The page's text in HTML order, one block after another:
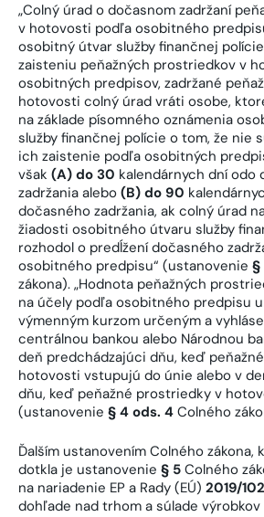
„Colný úrad o dočasnom zadržaní
v hotovosti podľa osobitného
osobitný útvar služby finančnej
zaisteniu peňažných prostriedkov v
osobitných predpisov, zadržané
hotovosti colný úrad vráti osobe,
na základe písomného oznámenia
služby finančnej polície o tom, že nie
ich zaistenie podľa osobitných
však (A) do 30 kalendárnych dní odo
zadržania alebo (B) do 90
dočasného zadržania, ak colný úrad
žiadosti osobitného útvaru služby
rozhodol o predĺžení dočasného
osobitného predpisu“ (ustanovenie §
zákona). „Hodnota peňažných
na účely podľa osobitného predpisu
výmenným kurzom určeným a
centrálnou bankou alebo Národnou
deň predchádzajúci dňu, keď
hotovosti vstupujú do únie alebo v
dňu, keď peňažné prostriedky v
(ustanovenie § 4 ods. 4 Colného
Ďalším ustanovením Colného zákona,
dotkla je ustanovenie § 5 Colného
na nariadenie EP a Rady (EÚ) 2019/
dohľade nad trhom a súlade výrobkov